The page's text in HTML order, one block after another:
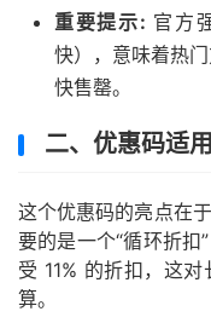
重要提示: 官方
快），意味着热
快售罄。
二、优惠码适
这个优惠码的亮点在
要的是一个“循环折扣
受 11% 的折扣，这
算。